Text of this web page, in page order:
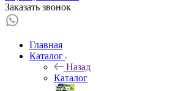
Заказать звонок
Главная
Каталог
Назад
Каталог